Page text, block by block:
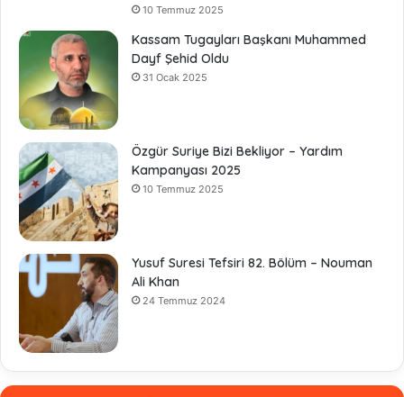
10 Temmuz 2025
Kassam Tugayları Başkanı Muhammed
Dayf Şehid Oldu
31 Ocak 2025
Özgür Suriye Bizi Bekliyor – Yardım
Kampanyası 2025
10 Temmuz 2025
Yusuf Suresi Tefsiri 82. Bölüm – Nouman
Ali Khan
24 Temmuz 2024